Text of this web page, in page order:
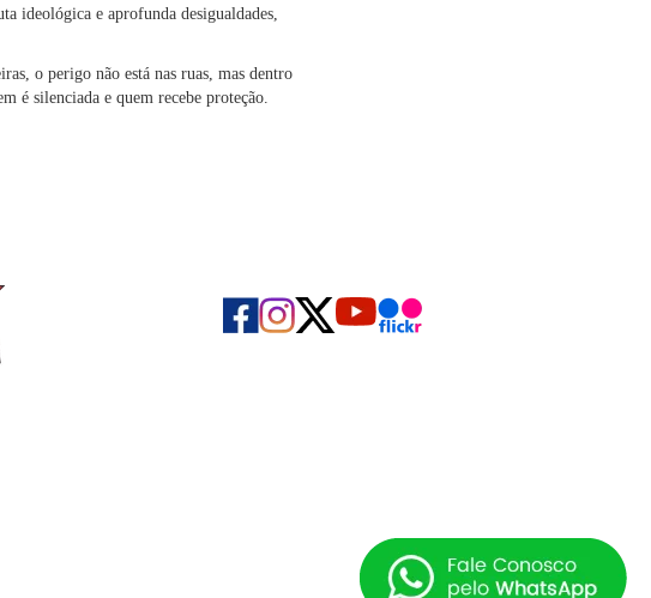
ideológica e aprofunda desigualdades,
o perigo não está nas ruas, mas dentro
é silenciada e quem recebe proteção.